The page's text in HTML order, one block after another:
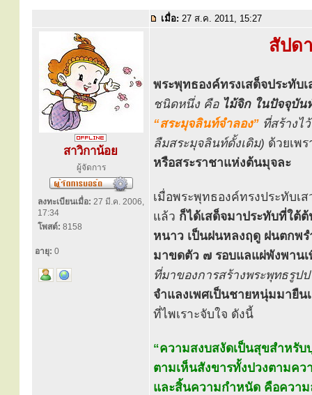
เมื่อ: 27 ส.ค. 2011, 15:27
สาวิกาน้อย
ผู้จัดการ
ลงทะเบียนเมื่อ: 27 มี.ค. 2006,
17:34
โพสต์: 8158
อายุ: 0
สัปด
พระพุทธองค์ทรงเสด็จประทั
ชนิดหนึ่ง คือ ไม้จิก ในปัจจุบัน
“สระมุจลินท์จำลอง” ที่สร้างไ
ลืมสระมุจลินท์ดั้งเดิม) ด้วยเพ
หรือสระราชาแห่งต้นมุจละ
เมื่อพระพุทธองค์ทรงประทับ
แล้ว ก็ได้เสด็จมาประทับที่ใต้
หนาว เป็นฝนหลงฤดู ฝนตกพ
มาขดตัว ๗ รอบแลแผ่พังพาน
ที่มาของการสร้างพระพุทธรูป
จำแลงเพศเป็นชายหนุ่มมายืน
ที่ไพเราะจับใจ ดังนี้
“ความสงบสงัดเป็นสุขสำหรั
ตามเห็นสังขารทั้งปวงตามคว
และสิ้นความกำหนัด คือความ